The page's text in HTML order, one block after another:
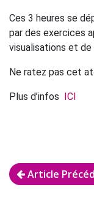
Ces 3 heures se
par des exercices
visualisations et de
Ne ratez pas cet
Plus d’infos ICI
Article